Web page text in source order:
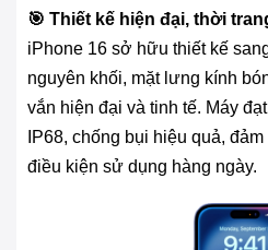
🎯 Thiết kế hiện đại, thời
iPhone 16 sở hữu thiết kế
nguyên khối, mặt lưng kính
vắn hiện đại và tinh tế. Máy
IP68, chống bụi hiệu quả,
điều kiện sử dụng hàng ngày.